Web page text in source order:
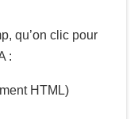
qu’on clic pour
:
HTML)